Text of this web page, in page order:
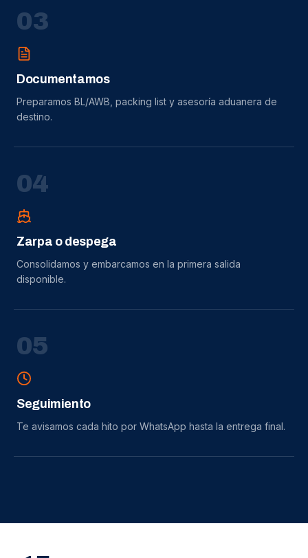
03
Documentamos
Preparamos BL/AWB, packing list y asesoría aduanera de
destino.
04
Zarpa o despega
Consolidamos y embarcamos en la primera salida
disponible.
05
Seguimiento
Te avisamos cada hito por WhatsApp hasta la entrega final.